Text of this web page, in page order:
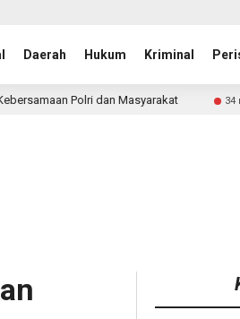
Daerah Hukum Kriminal
34 menit lalu Bukan Sekadar